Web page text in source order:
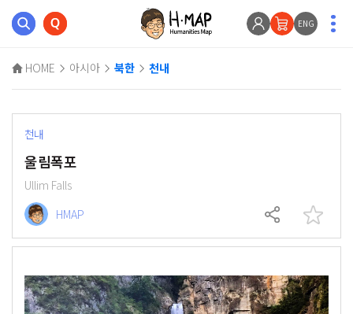
ENG
HOME 아시아 북한 천내
천내
울림폭포
Ullim Falls
HMAP